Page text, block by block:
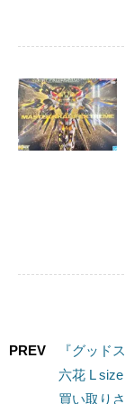
PREV
『グッド
六花 L
買い取り